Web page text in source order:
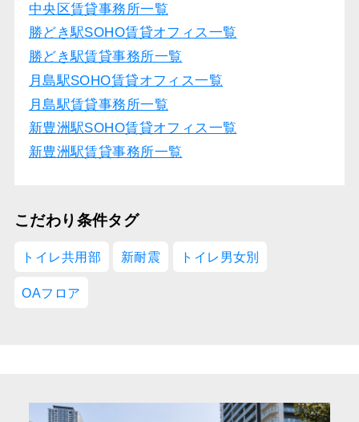
中央区賃貸事務所一覧
勝どき駅SOHO賃貸オフィス一覧
勝どき駅賃貸事務所一覧
月島駅SOHO賃貸オフィス一覧
月島駅賃貸事務所一覧
新豊洲駅SOHO賃貸オフィス一覧
新豊洲駅賃貸事務所一覧
こだわり条件タグ
トイレ共用部 新耐震 トイレ男女別
OAフロア